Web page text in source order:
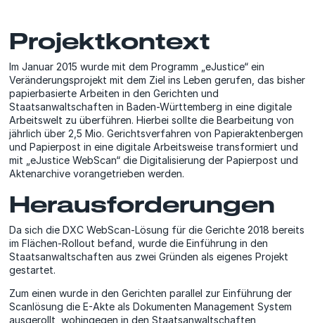
Projektkontext
Im Januar 2015 wurde mit dem Programm „eJustice“ ein
Veränderungsprojekt mit dem Ziel ins Leben gerufen, das bisher
papierbasierte Arbeiten in den Gerichten und
Staatsanwaltschaften in Baden-Württemberg in eine digitale
Arbeitswelt zu überführen. Hierbei sollte die Bearbeitung von
jährlich über 2,5 Mio. Gerichtsverfahren von Papieraktenbergen
und Papierpost in eine digitale Arbeitsweise transformiert und
mit „eJustice WebScan“ die Digitalisierung der Papierpost und
Aktenarchive vorangetrieben werden.
Herausforderungen
Da sich die DXC WebScan-Lösung für die Gerichte 2018 bereits
im Flächen-Rollout befand, wurde die Einführung in den
Staatsanwaltschaften aus zwei Gründen als eigenes Projekt
gestartet.
Zum einen wurde in den Gerichten parallel zur Einführung der
Scanlösung die E-Akte als Dokumenten Management System
ausgerollt, wohingegen in den Staatsanwaltschaften